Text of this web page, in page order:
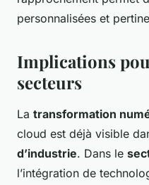
personnalisées et
Implications
secteurs
La transformation
cloud est déjà visible
d’industrie. Dans le
l’intégration de